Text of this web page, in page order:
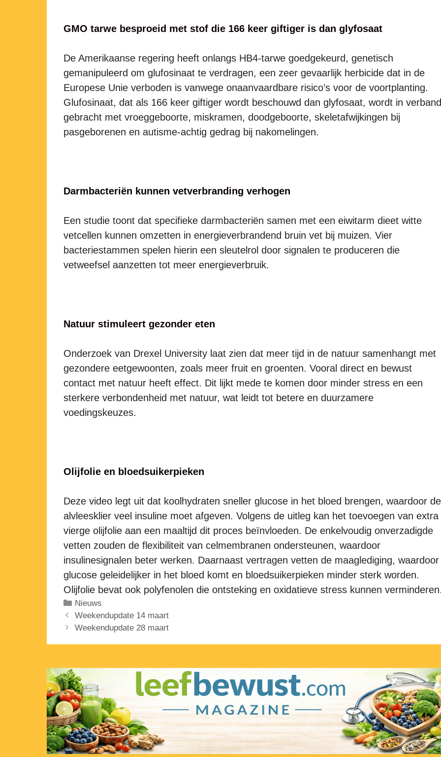
GMO tarwe besproeid met stof die 166 keer giftiger is dan glyfosaat
De Amerikaanse regering heeft onlangs HB4-tarwe goedgekeurd, genetisch
gemanipuleerd om glufosinaat te verdragen, een zeer gevaarlijk herbicide dat in de
Europese Unie verboden is vanwege onaanvaardbare risico’s voor de voortplanting.
Glufosinaat, dat als 166 keer giftiger wordt beschouwd dan glyfosaat, wordt in verband
gebracht met vroeggeboorte, miskramen, doodgeboorte, skeletafwijkingen bij
pasgeborenen en autisme-achtig gedrag bij nakomelingen.
Darmbacteriën kunnen vetverbranding verhogen
Een studie toont dat specifieke darmbacteriën samen met een eiwitarm dieet witte
vetcellen kunnen omzetten in energieverbrandend bruin vet bij muizen. Vier
bacteriestammen spelen hierin een sleutelrol door signalen te produceren die
vetweefsel aanzetten tot meer energieverbruik.
Natuur stimuleert gezonder eten
Onderzoek van Drexel University laat zien dat meer tijd in de natuur samenhangt met
gezondere eetgewoonten, zoals meer fruit en groenten. Vooral direct en bewust
contact met natuur heeft effect. Dit lijkt mede te komen door minder stress en een
sterkere verbondenheid met natuur, wat leidt tot betere en duurzamere
voedingskeuzes.
Olijfolie en bloedsuikerpieken
Deze video legt uit dat koolhydraten sneller glucose in het bloed brengen, waardoor de
alvleesklier veel insuline moet afgeven. Volgens de uitleg kan het toevoegen van extra
vierge olijfolie aan een maaltijd dit proces beïnvloeden. De enkelvoudig onverzadigde
vetten zouden de flexibiliteit van celmembranen ondersteunen, waardoor
insulinesignalen beter werken. Daarnaast vertragen vetten de maaglediging, waardoor
glucose geleidelijker in het bloed komt en bloedsuikerpieken minder sterk worden.
Olijfolie bevat ook polyfenolen die ontsteking en oxidatieve stress kunnen
Categorieën
Nieuws
Weekendupdate 14 maart
Weekendupdate 28 maart